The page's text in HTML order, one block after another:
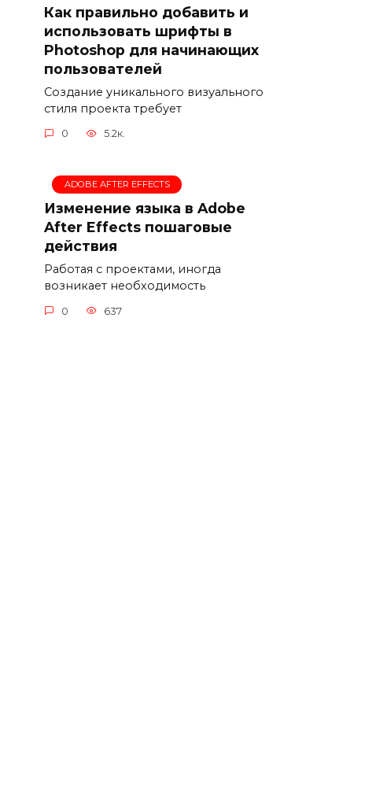
Как правильно добавить и
использовать шрифты в
Photoshop для начинающих
пользователей
Создание уникального визуального
стиля проекта требует
0 5.2к.
ADOBE AFTER EFFECTS
Изменение языка в Adobe
After Effects пошаговые
действия
Работая с проектами, иногда
возникает необходимость
0 637